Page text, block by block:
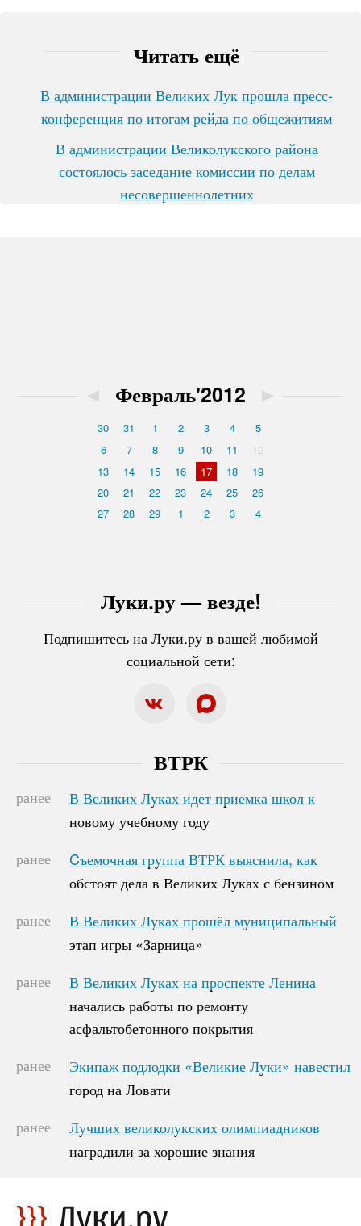
Читать ещё
В администрации Великих Лук прошла пресс-
конференция по итогам рейда по общежитиям
В администрации Великолукского района
состоялось заседание комиссии по делам
несовершеннолетних
Луки.ру — везде!
Подпишитесь на Луки.ру в вашей любимой
социальной сети:
◄ Февраль'2012 ►
30 31 1 2 3 4
5
6
7 8 9 10 11
12
13
14 15 16 17 18
19
20
21 22 23 24 25
26
27
28 29 1 2 3 4
ВТРК
ранее
В Великих Луках идет приемка школ к
новому учебному году
В Великих Луках идет приемка школ к
новому учебному году
ранее
Cъемочная группа ВТРК выяснила, как
обстоят дела в Великих Луках с бензином
Cъемочная группа ВТРК выяснила, как
обстоят дела в Великих Луках с бензином
ранее
В Великих Луках прошёл муниципальный
этап игры «Зарница»
В Великих Луках прошёл муниципальный
этап игры «Зарница»
ранее
В Великих Луках на проспекте Ленина
начались работы по ремонту
асфальтобетонного покрытия
В Великих Луках на проспекте Ленина
начались работы по ремонту
асфальтобетонного покрытия
ранее
Экипаж подлодки «Великие Луки» навестил
город на Ловати
Экипаж подлодки «Великие Луки» навестил
город на Ловати
ранее
Лучших великолукских олимпиадников
наградили за хорошие знания
Лучших великолукских олимпиадников
наградили за хорошие знания